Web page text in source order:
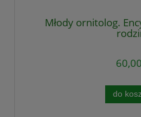
Młody ornitolog.
do